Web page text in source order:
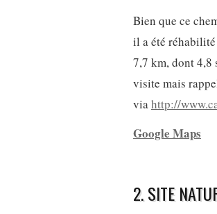
Bien que ce
il a été
7,7 km, dont 4,8
visite mais
viahttp://
Google Maps
2. SITE